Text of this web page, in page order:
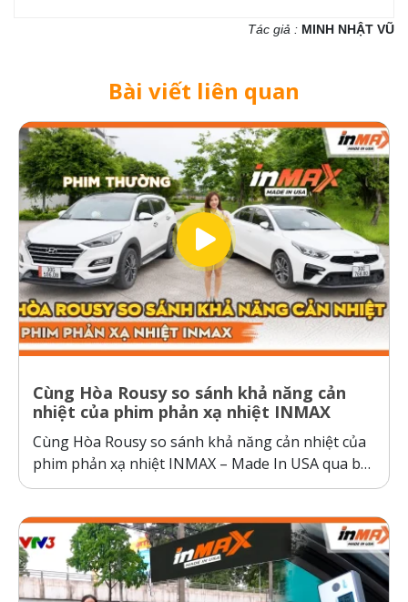
Tác giả : MINH NHẬT VŨ
Bài viết liên quan
Cùng Hòa Rousy so sánh khả năng cản
nhiệt của phim phản xạ nhiệt INMAX
Cùng Hòa Rousy so sánh khả năng cản nhiệt của
phim phản xạ nhiệt INMAX – Made In USA qua bài
kiểm tra so sánh trực diện đầy thuyết phục.
thường hoạt động theo cơ chế giữ nhiệt trên
kính,...